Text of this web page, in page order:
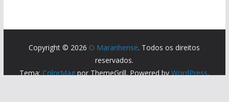
Copyright © 2026 O Maranhense. Todos os direitos
reservados.
Tema: ColorMag por ThemeGrill. Powered byWordPress.